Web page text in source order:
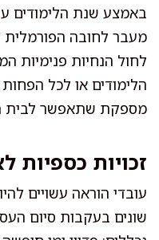
באמצע שנת הלימודים
מעבר לחובה הפורמלית
לחול הנחיות פנימיות
הלימודים או לכל
מספקת שתאפשר לבית
זכויות
עובדי הוראה עשויים
שונים בעקבות סיום